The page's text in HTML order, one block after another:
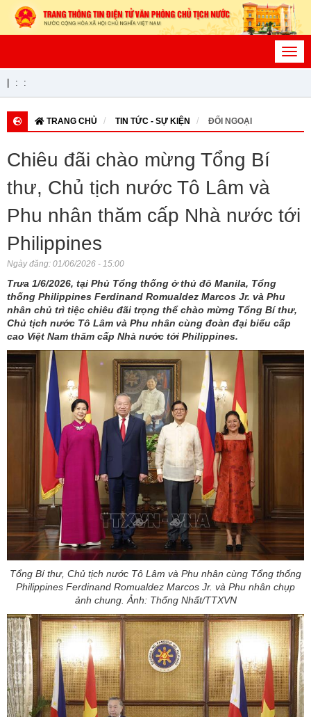
: :
TRANG CHỦ TIN TỨC - SỰ KIỆN ĐỐI NGOẠI
Chiêu đãi chào mừng Tổng Bí
thư, Chủ tịch nước Tô Lâm và
Phu nhân thăm cấp Nhà nước tới
Philippines
Ngày đăng: 01/06/2026 - 15:00
Trưa 1/6/2026, tại Phủ Tổng thống ở thủ đô Manila, Tổng
thống Philippines Ferdinand Romualdez Marcos Jr. và Phu
nhân chủ trì tiệc chiêu đãi trọng thể chào mừng Tổng Bí thư,
Chủ tịch nước Tô Lâm và Phu nhân cùng đoàn đại biểu cấp
cao Việt Nam thăm cấp Nhà nước tới Philippines.
Tổng Bí thư, Chủ tịch nước Tô Lâm và Phu nhân cùng Tổng thống
Philippines Ferdinand Romualdez Marcos Jr. và Phu nhân chụp
ảnh chung. Ảnh: Thống Nhất/TTXVN